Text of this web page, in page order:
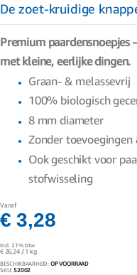
van
gallerij
De zoet-kruidige
Premium paardensnoepjes
met kleine, eerlijke dingen.
Graan- & melassevrij
100% biologisch
8 mm diameter
Zonder toevoegingen
Ook geschikt voor
stofwisseling
Vanaf
€ 3,28
Incl. 21% btw
€ 26,24/ 1 kg
BESCHIKBAARHEID: OP VOORRAAD
SKU 52002